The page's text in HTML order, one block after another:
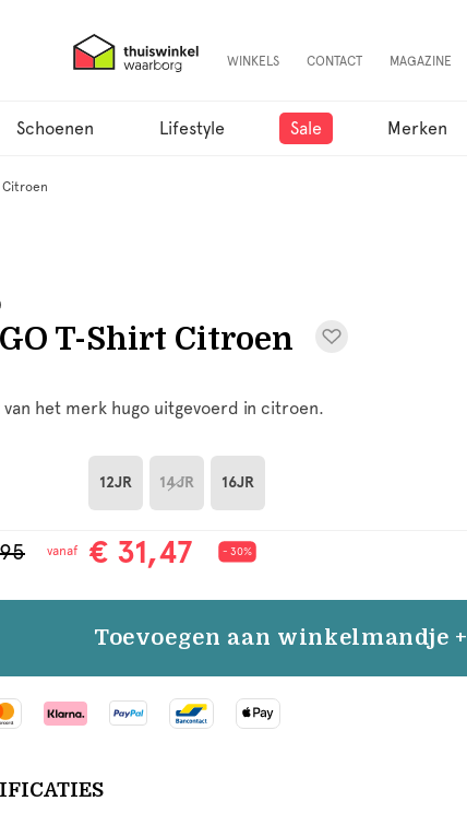
WINKELS CONTACT MAGAZINE
Schoenen Lifestyle Sale Merken
Citroen
T-Shirt Citroen
het merk hugo uitgevoerd in citroen.
12JR 14JR 16JR
vanaf € 31,47 - 30%
Toevoegen aan winkelmandje +